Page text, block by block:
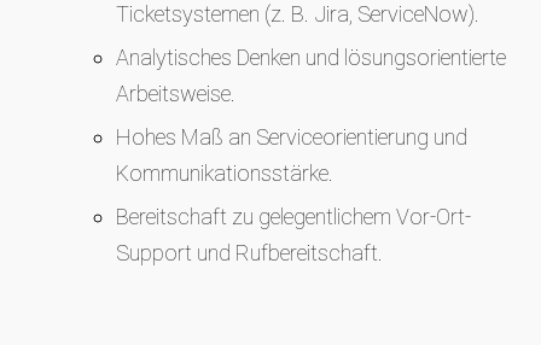
Ticketsystemen (z. B. Jira, ServiceNow).
Analytisches Denken und lösungsorientierte
Arbeitsweise.
Hohes Maß an Serviceorientierung und
Kommunikationsstärke.
Bereitschaft zu gelegentlichem Vor-Ort-
Support und Rufbereitschaft.